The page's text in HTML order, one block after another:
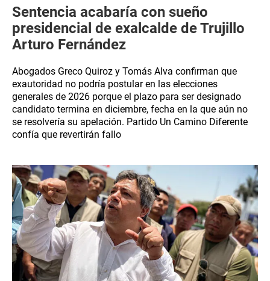
Sentencia acabaría con sueño
presidencial de exalcalde de Trujillo
Arturo Fernández
Abogados Greco Quiroz y Tomás Alva confirman que
exautoridad no podría postular en las elecciones
generales de 2026 porque el plazo para ser designado
candidato termina en diciembre, fecha en la que aún no
se resolvería su apelación. Partido Un Camino Diferente
confía que revertirán fallo